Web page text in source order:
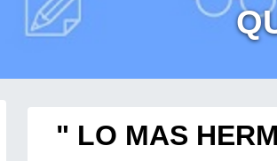
" LO MAS